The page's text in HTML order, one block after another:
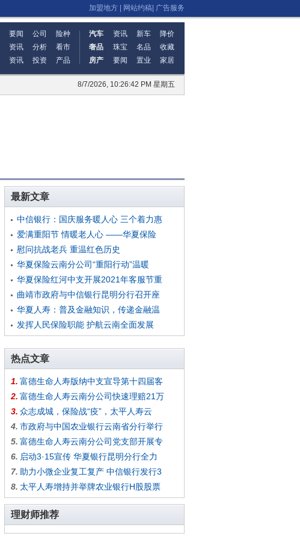
加盟地方 网站约稿 广告服务
要闻 公司
险种
资讯 分析
看市
资讯 投资 产品
汽车 资讯 新车
降价
奢品
珠宝 名品
收藏
房产
要闻 置业 家居
8/7/2026, 10:26:43 PM 星期五
最新文章
中信银行：国庆服务暖人心 三个着力惠
爱满重阳节 情暖老人心 ——华夏保险
慰问抗战老兵 重温红色历史
华夏保险云南分公司“重阳行动”温暖
华夏保险红河中支开展2021年客服节重
曲靖市政府与中信银行昆明分行召开座
华夏人寿：普及金融知识，传递金融温
发挥人民保险职能 护航云南全面发展
热点文章
1. 富德生命人寿版纳中支宣导第十四届客
2. 富德生命人寿云南分公司快速理赔21万
3. 众志成城，保险战“疫”，太平人寿云
4. 市政府与中国农业银行云南省分行举行
5. 富德生命人寿云南分公司党支部开展专
6. 启动3·15宣传 华夏银行昆明分行全力
7. 助力小微企业复工复产 中信银行发行3
8. 太平人寿增持并举牌农业银行H股股票
理财师推荐